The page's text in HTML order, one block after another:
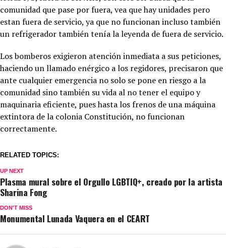
comunidad que pase por fuera, vea que hay unidades pero
estan fuera de servicio, ya que no funcionan incluso también
un refrigerador también tenía la leyenda de fuera de servicio.
Los bomberos exigieron atención inmediata a sus peticiones,
haciendo un llamado enérgico a los regidores, precisaron que
ante cualquier emergencia no solo se pone en riesgo a la
comunidad sino también su vida al no tener el equipo y
maquinaria eficiente, pues hasta los frenos de una máquina
extintora de la colonia Constitución, no funcionan
correctamente.
RELATED TOPICS:
UP NEXT
Plasma mural sobre el Orgullo LGBTIQ+, creado por la artista
Sharina Fong
DON'T MISS
Monumental Lunada Vaquera en el CEART